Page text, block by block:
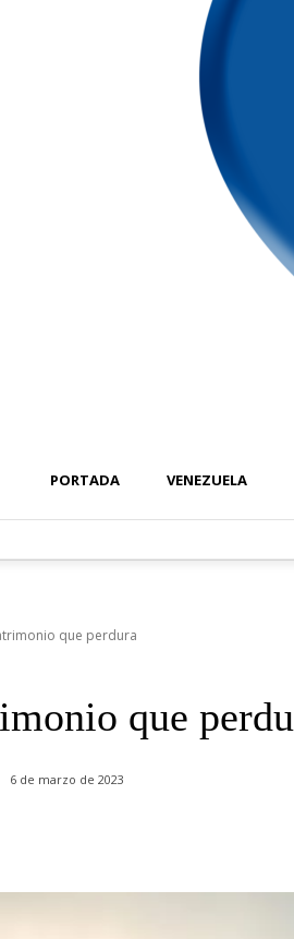
PORTADA VENEZUELA
que perdura
que
6 de marzo de 2023